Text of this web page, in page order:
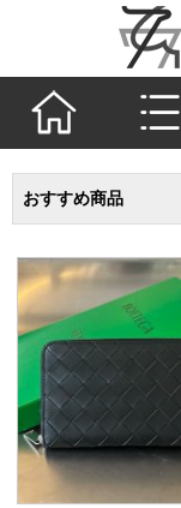
おすすめ商品